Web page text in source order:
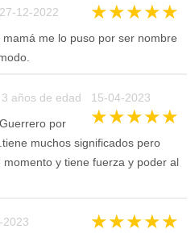
12-2022 ★★★★★
me lo puso por ser nombre
3 años de edad 15-04-2023
★★★★★
por
muchos significados pero
y tiene fuerza y poder al
★★★★★